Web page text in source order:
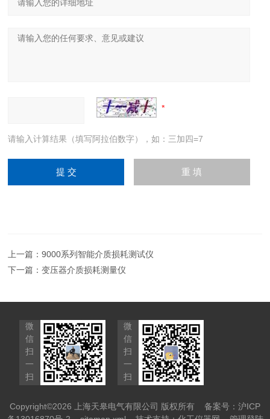
请输入计算结果（填写阿拉伯数字），如：三加四=7
上一篇：9000系列智能介质损耗测试仪
下一篇：变压器介质损耗测量仪
微
信
扫
一
扫
微
信
扫
一
扫
Copyright©2026 上海天皋电气有限公司 版权所有 备案号：沪ICP